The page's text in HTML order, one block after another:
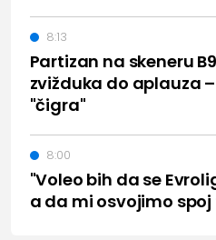
Partizan na skeneru
zvižduka do aplauza
"čigra"
8:13
"Voleo bih da se
a da mi osvojimo
8:00